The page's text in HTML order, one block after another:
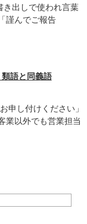
き出しで使われ言葉
謹んでご報告
語と同義語
申し付けください」
業以外でも営業担当